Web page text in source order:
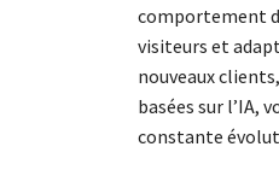
comportement
visiteurs et
nouveaux
basées sur l’IA,
constante